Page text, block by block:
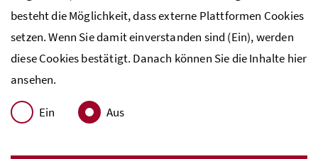
besteht die Möglichkeit, dass externe Plattformen Cookies
setzen. Wenn Sie damit einverstanden sind (Ein), werden
diese Cookies bestätigt. Danach können Sie die Inhalte hier
ansehen.
Ein Aus